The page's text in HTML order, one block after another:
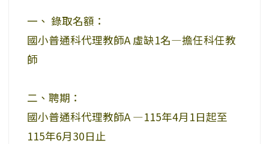
一、 錄取名額：
國小普通科代理教師A 虛缺1名—擔任科任教
師
二、聘期：
國小普通科代理教師A —115年4月1日起至
115年6月30日止